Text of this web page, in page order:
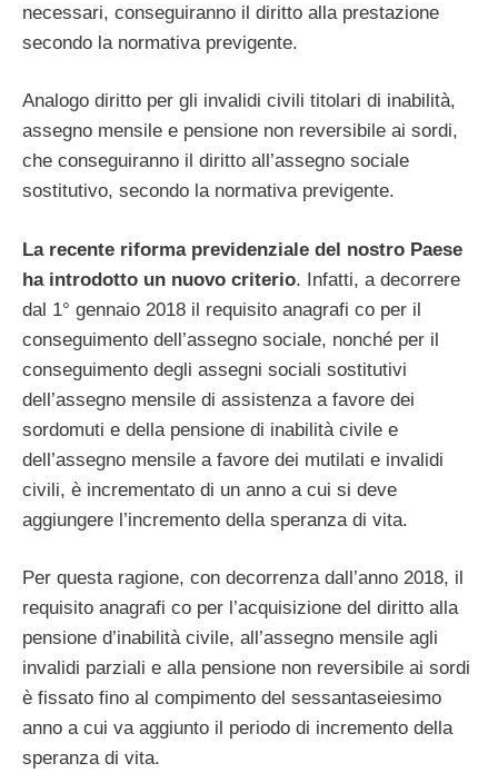
necessari, conseguiranno il diritto alla prestazione
secondo la normativa previgente.
Analogo diritto per gli invalidi civili titolari di inabilità,
assegno mensile e pensione non reversibile ai sordi,
che conseguiranno il diritto all’assegno sociale
sostitutivo, secondo la normativa previgente.
La recente riforma previdenziale del nostro Paese
ha introdotto un nuovo criterio. Infatti, a decorrere
dal 1° gennaio 2018 il requisito anagrafi co per il
conseguimento dell’assegno sociale, nonché per il
conseguimento degli assegni sociali sostitutivi
dell’assegno mensile di assistenza a favore dei
sordomuti e della pensione di inabilità civile e
dell’assegno mensile a favore dei mutilati e invalidi
civili, è incrementato di un anno a cui si deve
aggiungere l’incremento della speranza di vita.
Per questa ragione, con decorrenza dall’anno 2018, il
requisito anagrafi co per l’acquisizione del diritto alla
pensione d’inabilità civile, all’assegno mensile agli
invalidi parziali e alla pensione non reversibile ai sordi
è fissato fino al compimento del sessantaseiesimo
anno a cui va aggiunto il periodo di incremento della
speranza di vita.